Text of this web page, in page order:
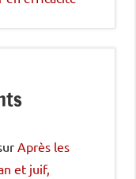
Après les
et juif,